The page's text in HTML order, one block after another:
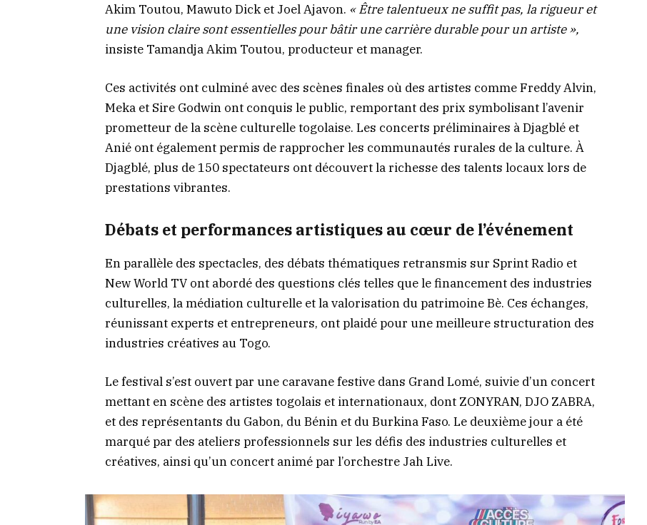
Akim Toutou, Mawuto Dick et Joel Ajavon. « Être talentueux ne suffit pas, la rigueur et
une vision claire sont essentielles pour bâtir une carrière durable pour un artiste »,
insiste Tamandja Akim Toutou, producteur et manager.
Ces activités ont culminé avec des scènes finales où des artistes comme Freddy Alvin,
Meka et Sire Godwin ont conquis le public, remportant des prix symbolisant l’avenir
prometteur de la scène culturelle togolaise. Les concerts préliminaires à Djagblé et
Anié ont également permis de rapprocher les communautés rurales de la culture. À
Djagblé, plus de 150 spectateurs ont découvert la richesse des talents locaux lors de
prestations vibrantes.
Débats et performances artistiques au cœur de l’événement
En parallèle des spectacles, des débats thématiques retransmis sur Sprint Radio et
New World TV ont abordé des questions clés telles que le financement des industries
culturelles, la médiation culturelle et la valorisation du patrimoine Bè. Ces échanges,
réunissant experts et entrepreneurs, ont plaidé pour une meilleure structuration des
industries créatives au Togo.
Le festival s’est ouvert par une caravane festive dans Grand Lomé, suivie d’un concert
mettant en scène des artistes togolais et internationaux, dont ZONYRAN, DJO ZABRA,
et des représentants du Gabon, du Bénin et du Burkina Faso. Le deuxième jour a été
marqué par des ateliers professionnels sur les défis des industries culturelles et
créatives, ainsi qu’un concert animé par l’orchestre Jah Live.